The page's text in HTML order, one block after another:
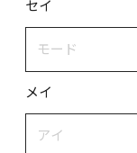
セイ
メイ